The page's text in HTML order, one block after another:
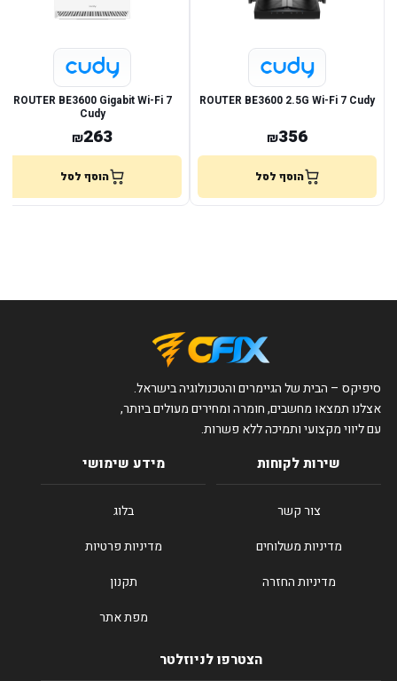
ROUTER BE3600 2.5G Wi-Fi 7 Cudy
₪356
הוסף לסל
ROUTER BE3600 Gigabit Wi-Fi 7
Cudy
₪263
הוסף לסל
סיפיקס – הבית של הגיימרים והטכנולוגיה בישראל.
אצלנו תמצאו מחשבים, חומרה ומחירים מעולים ביותר,
עם ליווי מקצועי ותמיכה ללא פשרות.
שירות לקוחות
צור קשר
מדיניות משלוחים
מדיניות החזרה
מידע שימושי
בלוג
מדיניות פרטיות
תקנון
מפת אתר
הצטרפו לניוזלטר